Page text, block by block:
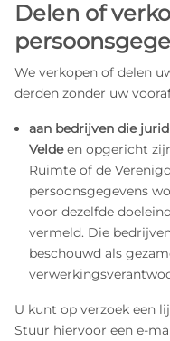
Delen of
We verkopen of delen
derden zonder uw
aan bedrijven die
Veldeen opgericht
Ruimte of de
persoonsgegevens
voor dezelfde
vermeld. Die
beschouwd als
U kunt op verzoek een
Stuur hiervoor een